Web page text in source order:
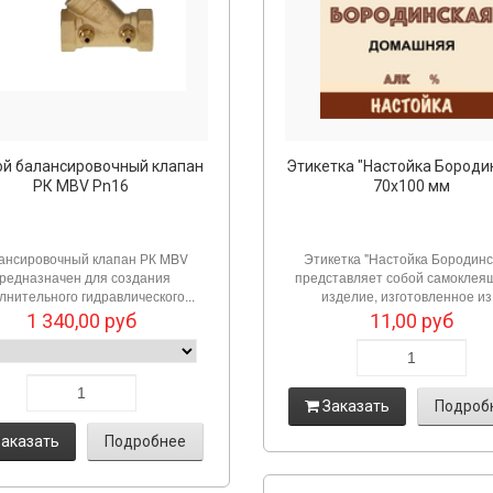
балансировочный клапан
РК MBV Pn16
клапан РК MBV
для создания
гидравлического...
1 340,00 руб
Подробнее
Этикетка "Настойка
70х100 мм
Этикетка "Настойка
представляет собой
изделие, изготовленное
11,00 руб
Заказать